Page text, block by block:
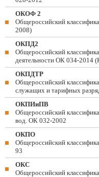
ОКОФ 2
Общероссийский
2008)
ОКПД2
Общероссийский
деятельности ОК 034-2014
ОКПДТР
Общероссийский
служащих и тарифных
ОКПИиПВ
Общероссийский
вод. ОК 032-2002
ОКПО
Общероссийский
93
ОКС
Общероссийский